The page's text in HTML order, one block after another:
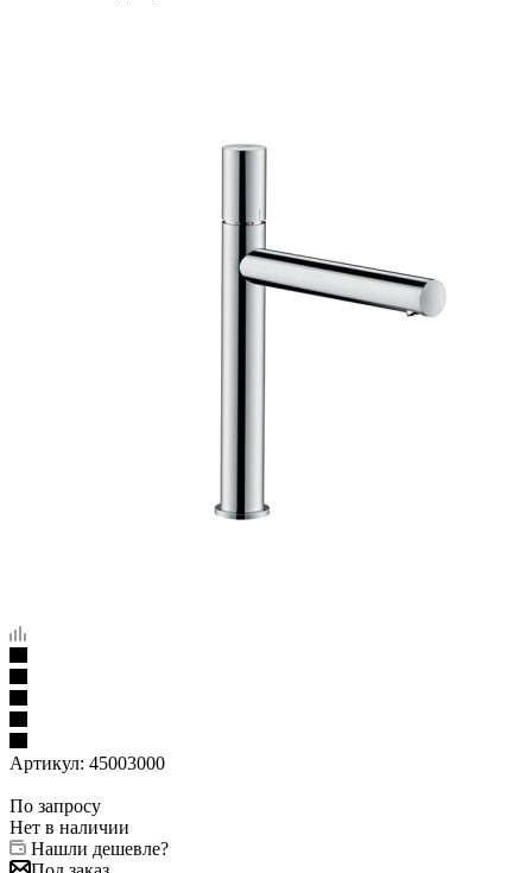
Артикул: 45003000
По запросу
Нет в наличии
Нашли дешевле?